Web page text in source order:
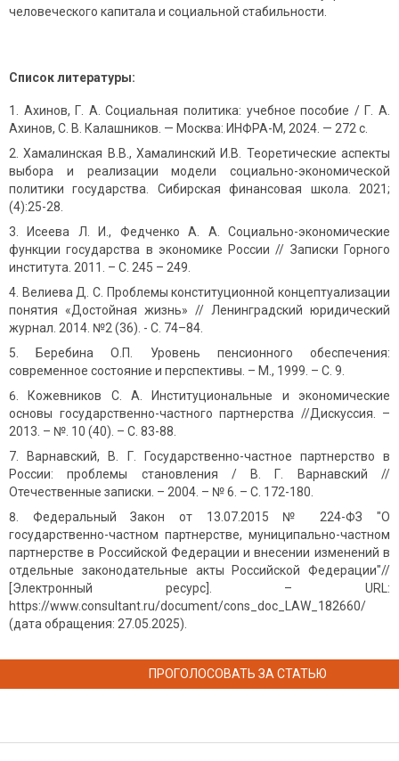
человеческого капитала и социальной стабильности.
Список литературы:
Ахинов, Г. А. Социальная политика: учебное пособие / Г. А.
Ахинов, С. В. Калашников. — Москва: ИНФРА-М, 2024. — 272 с.
Хамалинская В.В., Хамалинский И.В. Теоретические аспекты
выбора и реализации модели социально-экономической
политики государства. Сибирская финансовая школа. 2021;
(4):25-28.
Исеева Л. И., Федченко А. А. Социально-экономические
функции государства в экономике России // Записки Горного
института. 2011. – С. 245 – 249.
Велиева Д. С. Проблемы конституционной концептуализации
понятия «Достойная жизнь» // Ленинградский юридический
журнал. 2014. №2 (36). - С. 74–84.
Беребина О.П. Уровень пенсионного обеспечения:
современное состояние и перспективы. – М., 1999. – С. 9.
Кожевников С. А. Институциональные и экономические
основы государственно-частного партнерства //Дискуссия. –
2013. – №. 10 (40). – С. 83-88.
Варнавский, В. Г. Государственно-частное партнерство в
России: проблемы становления / В. Г. Варнавский //
Отечественные записки. – 2004. – № 6. – С. 172-180.
Федеральный Закон от 13.07.2015 № 224-ФЗ "О
государственно-частном партнерстве, муниципально-частном
партнерстве в Российской Федерации и внесении изменений в
отдельные законодательные акты Российской Федерации"//
[Электронный ресурс]. – URL:
https://www.consultant.ru/document/cons_doc_LAW_182660/
(дата обращения: 27.05.2025).
ПРОГОЛОСОВАТЬ ЗА СТАТЬЮ